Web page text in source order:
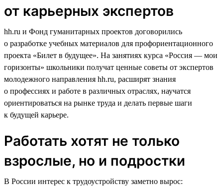
от карьерных экспертов
hh.ru и Фонд гуманитарных проектов договорились
о разработке учебных материалов для профориентационного
проекта «Билет в будущее». На занятиях курса «Россия — мои
горизонты» школьники получат ценные советы от экспертов
молодежного направления hh.ru, расширят знания
о профессиях и работе в различных отраслях, научатся
ориентироваться на рынке труда и делать первые шаги
к будущей карьере.
Работать хотят не только
взрослые, но и подростки
В России интерес к трудоустройству заметно вырос: